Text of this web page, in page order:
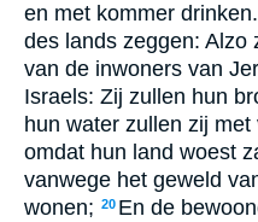
en met kommer drinken.
des lands zeggen: Alzo
van de inwoners van
Israels: Zij zullen hun
hun water zullen zij
omdat hun land woest
vanwege het geweld
wonen; 20 En de